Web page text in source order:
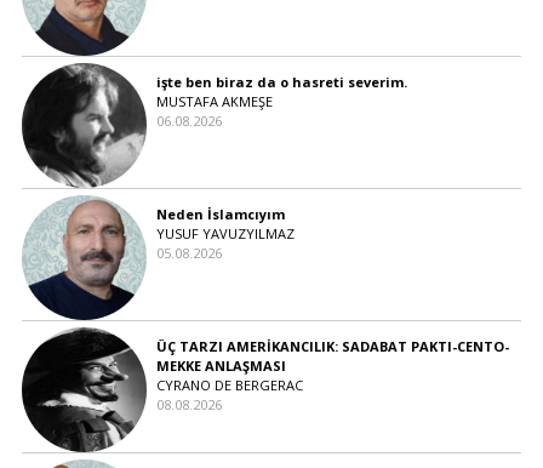
işte ben biraz da o hasreti severim.
MUSTAFA AKMEŞE
06.08.2026
Neden İslamcıyım
YUSUF YAVUZYILMAZ
05.08.2026
ÜÇ TARZI AMERİKANCILIK: SADABAT PAKTI-CENTO-
MEKKE ANLAŞMASI
CYRANO DE BERGERAC
08.08.2026